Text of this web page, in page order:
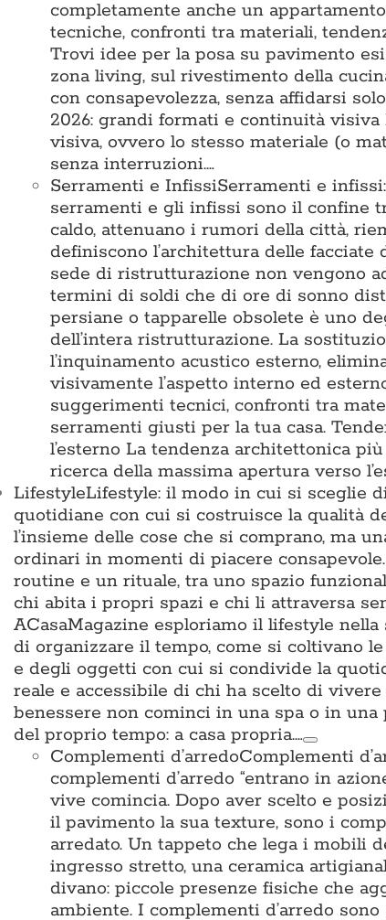
completamente anche un
tecniche, confronti tra materiali,
Trovi idee per la posa su pavimento
zona living, sul rivestimento della
con consapevolezza, senza affidarsi
2026: grandi formati e continuità
visiva, ovvero lo stesso materiale (o
senza interruzioni.…
Serramenti e InfissiSerramenti e
serramenti e gli infissi sono il confine
caldo, attenuano i rumori della città,
definiscono l’architettura delle facciate
sede di ristrutturazione non vengono
termini di soldi che di ore di sonno
persiane o tapparelle obsolete è uno
dell’intera ristrutturazione. La
l’inquinamento acustico esterno,
visivamente l’aspetto interno ed
suggerimenti tecnici, confronti tra
serramenti giusti per la tua casa.
l’esterno La tendenza architettonica
ricerca della massima apertura verso
LifestyleLifestyle: il modo in cui si sceglie
quotidiane con cui si costruisce la qualità
l’insieme delle cose che si comprano, ma
ordinari in momenti di piacere
routine e un rituale, tra uno spazio
chi abita i propri spazi e chi li attraversa
ACasaMagazine esploriamo il lifestyle
di organizzare il tempo, come si coltivano
e degli oggetti con cui si condivide la
reale e accessibile di chi ha scelto di
benessere non cominci in una spa o in
del proprio tempo: a casa propria.…
Complementi d’arredoComplementi
complementi d’arredo “entrano in
vive comincia. Dopo aver scelto e
il pavimento la sua texture, sono i
arredato. Un tappeto che lega i mobili
ingresso stretto, una ceramica
divano: piccole presenze fisiche che
ambiente. I complementi d’arredo